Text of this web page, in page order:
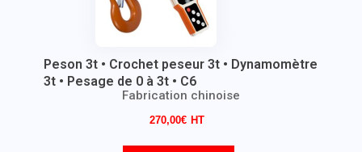
Peson 3t • Crochet peseur 3t • Dynamomètre
3t • Pesage de 0 à 3t • C6
Fabrication chinoise
270,00€